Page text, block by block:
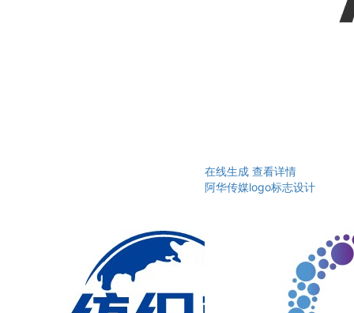
在线生成 查看详情
阿华传媒logo标志设计